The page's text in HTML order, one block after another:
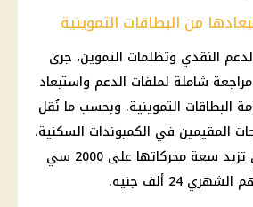
من البطاقات التموينية
النقدي وتظلمات التموين، جرى
شاملة لملفات الدعم واستبعاد
البطاقات التموينية. وبحسب ما نُقل
المقيمين في الكمبوندات السكنية،
وأصحاب السيارات التي تزيد سعة محركاتها على 2000 سي
24 ألف جنيه.